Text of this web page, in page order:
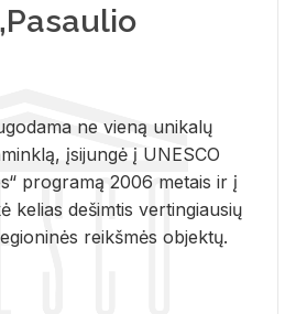
ne vieną unikalų
įsijungė į UNESCO
programą 2006 metais ir į
kelias dešimtis vertingiausių
reikšmės objektų.